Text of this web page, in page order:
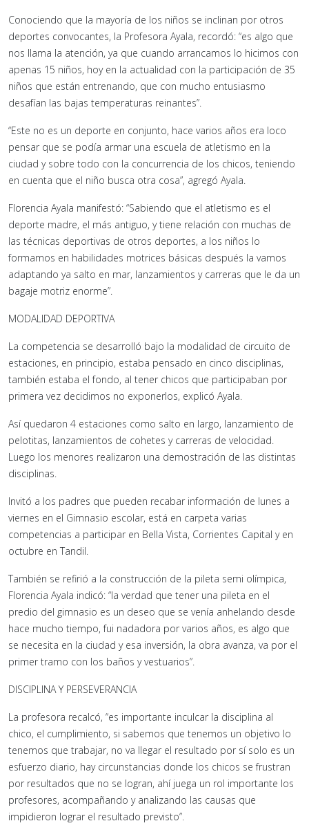
Conociendo que la mayoría de los niños se inclinan por otros
deportes convocantes, la Profesora Ayala, recordó: “es algo que
nos llama la atención, ya que cuando arrancamos lo hicimos con
apenas 15 niños, hoy en la actualidad con la participación de 35
niños que están entrenando, que con mucho entusiasmo
desafían las bajas temperaturas reinantes”.
“Este no es un deporte en conjunto, hace varios años era loco
pensar que se podía armar una escuela de atletismo en la
ciudad y sobre todo con la concurrencia de los chicos, teniendo
en cuenta que el niño busca otra cosa”, agregó Ayala.
Florencia Ayala manifestó: “Sabiendo que el atletismo es el
deporte madre, el más antiguo, y tiene relación con muchas de
las técnicas deportivas de otros deportes, a los niños lo
formamos en habilidades motrices básicas después la vamos
adaptando ya salto en mar, lanzamientos y carreras que le da un
bagaje motriz enorme”.
MODALIDAD DEPORTIVA
La competencia se desarrolló bajo la modalidad de circuito de
estaciones, en principio, estaba pensado en cinco disciplinas,
también estaba el fondo, al tener chicos que participaban por
primera vez decidimos no exponerlos, explicó Ayala.
Así quedaron 4 estaciones como salto en largo, lanzamiento de
pelotitas, lanzamientos de cohetes y carreras de velocidad.
Luego los menores realizaron una demostración de las distintas
disciplinas.
Invitó a los padres que pueden recabar información de lunes a
viernes en el Gimnasio escolar, está en carpeta varias
competencias a participar en Bella Vista, Corrientes Capital y en
octubre en Tandil.
También se refirió a la construcción de la pileta semi olímpica,
Florencia Ayala indicó: “la verdad que tener una pileta en el
predio del gimnasio es un deseo que se venía anhelando desde
hace mucho tiempo, fui nadadora por varios años, es algo que
se necesita en la ciudad y esa inversión, la obra avanza, va por el
primer tramo con los baños y vestuarios”.
DISCIPLINA Y PERSEVERANCIA
La profesora recalcó, “es importante inculcar la disciplina al
chico, el cumplimiento, si sabemos que tenemos un objetivo lo
tenemos que trabajar, no va llegar el resultado por sí solo es un
esfuerzo diario, hay circunstancias donde los chicos se frustran
por resultados que no se logran, ahí juega un rol importante los
profesores, acompañando y analizando las causas que
impidieron lograr el resultado previsto”.